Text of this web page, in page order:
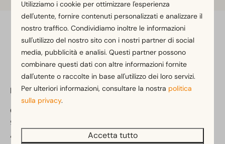
Paga in sicurezza
EuroParcs Hermagor-Nassfeld
Obervellach 15
9620 Obervellach
Austria
Utilizziamo i cookie per ottimizzare l'esperienza
dell'utente, fornire contenuti personalizzati e analizzare il
nostro traffico. Condividiamo inoltre le informazioni
sull'utilizzo del nostro sito con i nostri partner di social
media, pubblicità e analisi. Questi partner possono
combinare questi dati con altre informazioni fornite
dall'utente o raccolte in base all'utilizzo dei loro servizi.
Per ulteriori informazioni, consultare la nostra politica
sulla privacy.
Accetta tutto